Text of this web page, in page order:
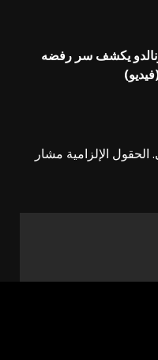
يكشف سر رفضه
الحقول الإلزامية مشار